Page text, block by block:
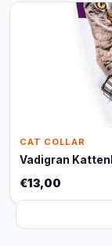
CAT COLLAR
Vadigran
€13,00